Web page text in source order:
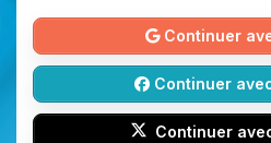
Continuer
Continuer
Continuer